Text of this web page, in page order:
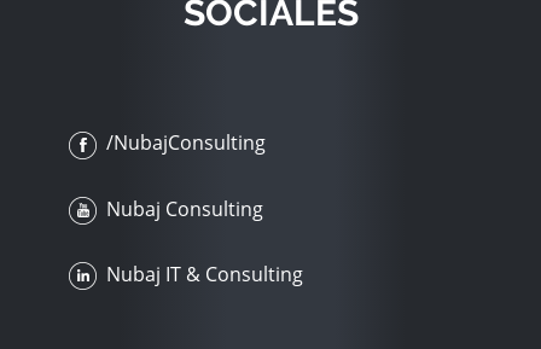
SOCIALES
/NubajConsulting
Nubaj Consulting
Nubaj IT & Consulting